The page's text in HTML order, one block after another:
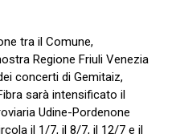
tra il Comune,
Regione Friuli Venezia
concerti di Gemitaiz,
sarà intensificato il
Udine-Pordenone
il 1/7, il 8/7, il 12/7 e il